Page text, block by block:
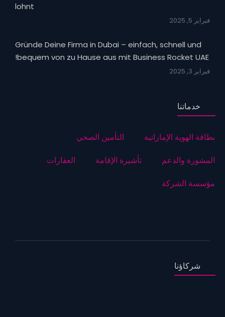
lohnt
فبراير 5, 2025
Gründe Deine Firma in Dubai – einfach, schnell und
bequem von zu Hause aus mit Business Rocket UAE!
فبراير 3, 2025
خدماتنا
بطاقة الهوية الإماراتية
التأمين الصحي
المشورة والدعم
تأشيرة الإقامة
العقارات
مؤسسة الشركة
شركاؤنا